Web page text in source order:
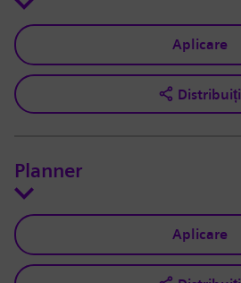
Aplicare
Distribuiți
Planner
Aplicare